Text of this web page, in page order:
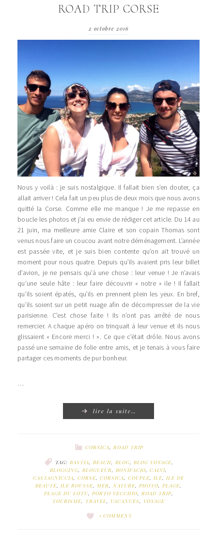
ROAD TRIP CORSE
2 octobre 2016
Nous y voilà : je suis nostalgique. Il fallait bien s’en douter, ça
allait arriver ! Cela fait un peu plus de deux mois que nous avons
quitté la Corse. Comme elle me manque ! Je me repasse en
boucle les photos et j’ai eu envie de rédiger cet article. Du 14 au
21 juin, ma meilleure amie Claire et son copain Thomas sont
venus nous faire un coucou avant notre déménagement. L’année
est passée vite, et je suis bien contente qu’on ait trouvé un
moment pour nous quatre. Depuis qu’ils avaient pris leur billet
d’avion, je ne pensais qu’à une chose : leur venue ! Je n’avais
qu’une seule hâte : leur faire découvrir « notre » ile ! Il fallait
qu’ils soient épatés, qu’ils en prennent plein les yeux. En bref,
qu’ils soient sur un petit nuage afin de décompresser de la vie
parisienne. C’est chose faite ! Ils n’ont pas arrêté de nous
remercier. A chaque apéro on trinquait à leur venue et ils nous
glissaient « Encore merci ! ». Ce que c’était drôle. Nous avons
passé une semaine de folie entre amis, et je tenais à vous faire
partager ces moments de pur bonheur.
…
lire la suite…
CORSICA ROAD TRIP
TAG: BASTIA BEACH BLOG, BLOG VOYAGE,
BLOGGING, BLOGUEUR, BONIFACIO, CALVI,
CASTAGNICCIA, CORSE, CORSICA, COUPLE, ILE, ILE DE
BEAUTE, ILE ROUSSE, MER,NATURE, PHOTO, PLAGE,
PLAGE DU LOTU, PORTO VECCHIO, ROAD TRIP,
TOURISME, TRAVEL, VACANCES, VOYAGE
1 COMMENT